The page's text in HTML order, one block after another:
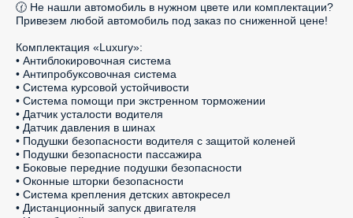
🕜 Не нашли автомобиль в нужном цвете или комплектации?
Привезем любой автомобиль под заказ по сниженной цене!
Комплектация «Luxury»:
• Антиблокировочная система
• Антипробуксовочная система
• Система курсовой устойчивости
• Система помощи при экстренном торможении
• Датчик усталости водителя
• Датчик давления в шинах
• Подушки безопасности водителя с защитой коленей
• Подушки безопасности пассажира
• Боковые передние подушки безопасности
• Оконные шторки безопасности
• Система крепления детских автокресел
• Дистанционный запуск двигателя